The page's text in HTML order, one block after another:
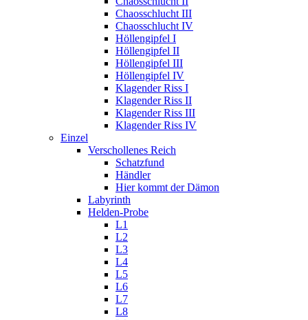
Chaosschlucht III
Chaosschlucht IV
Höllengipfel I
Höllengipfel II
Höllengipfel III
Höllengipfel IV
Klagender Riss I
Klagender Riss II
Klagender Riss III
Klagender Riss IV
Einzel
Verschollenes Reich
Schatzfund
Händler
Hier kommt der Dämon
Labyrinth
Helden-Probe
L1
L2
L3
L4
L5
L6
L7
L8